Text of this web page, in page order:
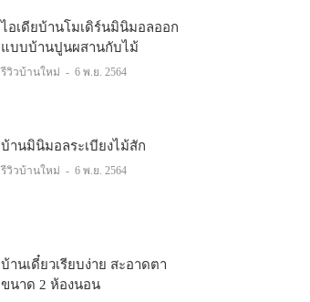
ไอเดียบ้านโมเดิร์นมินิมอลออก
แบบบ้านปูนผสานกับไม้
รีวิวบ้านใหม่ - 6 พ.ย. 2564
บ้านมินิมอลระเบียงไม้สัก
รีวิวบ้านใหม่ - 6 พ.ย. 2564
บ้านเดี๋ยวเรียบง่าย สะอาดตา
ขนาด 2 ห้องนอน